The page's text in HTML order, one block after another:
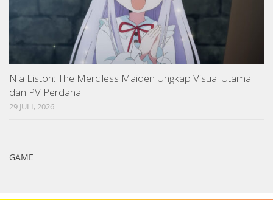
Nia Liston: The Merciless Maiden Ungkap Visual Utama
dan PV Perdana
29 JULI, 2026
GAME